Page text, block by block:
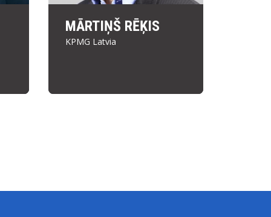
MĀRTIŅŠ RĒĶIS
KPMG Latvia